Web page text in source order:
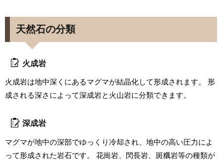
天然石の分類
火成岩
火成岩は地中深くにあるマグマが結晶化して形成されます。 形
成される深さによって深成岩と火山岩に分類できます。
深成岩
マグマが地中の深部でゆっくり冷却され、地中の高い圧力によ
って形成された岩石です。 花崗岩、閃長岩、斑糲岩等の種類が